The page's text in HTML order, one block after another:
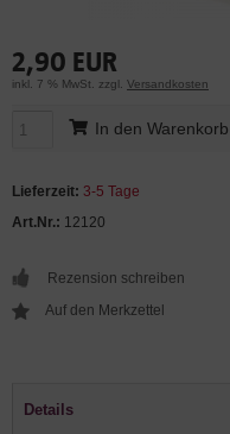
2,90 EUR
inkl. 7 % MwSt. zzgl. Versandkosten
In den Warenkorb
Lieferzeit: 3-5 Tage
Art.Nr.: 12120
Rezension schreiben
Details